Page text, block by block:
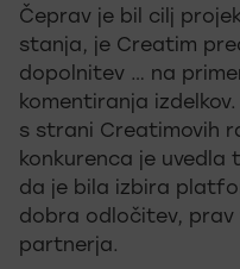
Čeprav je bil cilj
stanja, je Creatim
dopolnitev … na
komentiranja
s strani Creatimovih
konkurenca je uvedla
da je bila izbira
dobra odločitev,
partnerja.